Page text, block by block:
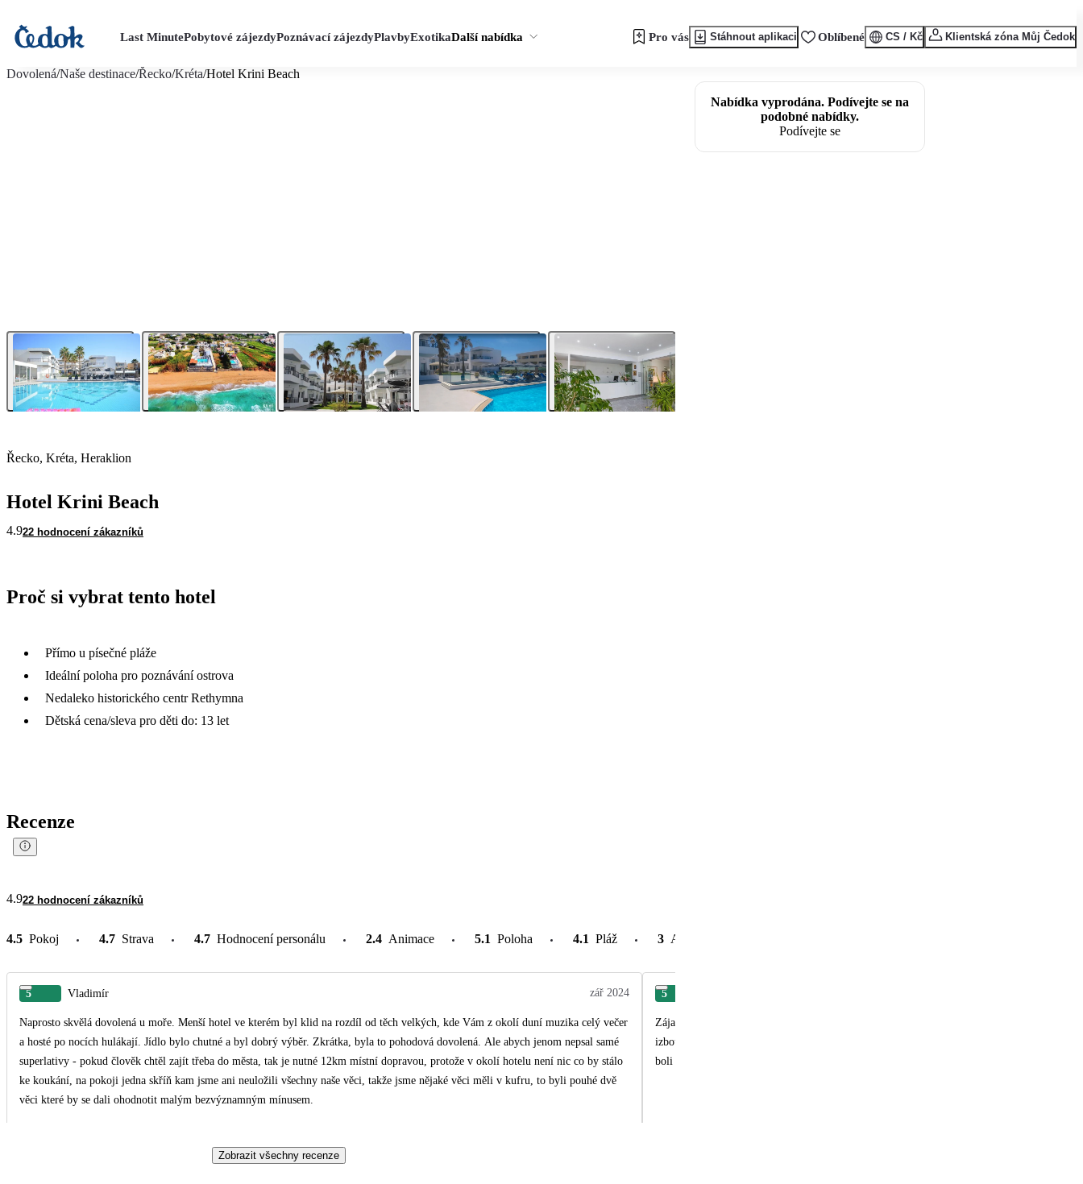
Last MinutePobytové zájezdyPoznávací zájezdyPlavbyExotikaDalší nabídka Pro vás Stáhnout aplikaci Oblíbené CS / Kč Klientská zóna Můj Čedok
Dovolená/Naše destinace/Řecko/Kréta/Hotel Krini Beach
Řecko, Kréta, Heraklion
Hotel Krini Beach
4.922 hodnocení zákazníků
Proč si vybrat tento hotel
Přímo u písečné pláže
Ideální poloha pro poznávání ostrova
Nedaleko historického centr Rethymna
Dětská cena/sleva pro děti do: 13 let
Recenze
4.922 hodnocení zákazníků
4.5 Pokoj 4.7 Strava 4.7 Hodnocení personálu 2.4 Animace 5.1 Poloha 4.1 Pláž 3 Atrakce v okolí
5 Vladimír zář 2024
Naprosto skvělá dovolená u moře. Menší hotel ve kterém byl klid na rozdíl od těch velkých, kde Vám z okolí duní muzika celý večer
a hosté po nocích hulákají. Jídlo bylo chutné a byl dobrý výběr. Zkrátka, byla to pohodová dovolená. Ale abych jenom nepsal samé
superlativy - pokud člověk chtěl zajít třeba do města, tak je nutné 12km místní dopravou, protože v okolí hotelu není nic co by stálo
ke koukání, na pokoji jedna skříň kam jsme ani neuložili všechny naše věci, takže jsme nějaké věci měli v kufru, to byli pouhé dvě
věci které by se dali ohodnotit malým bezvýznamným mínusem.
5
Zájazd splnil naše očakávania, služby hotela Krini Beach boli na dobrej úrovni, menší
izbou, ktorá nezodpovedala objednanej (rodinná izba), ale tento problém sa aj s pomocou delegáta podarilo vyriešiť. Spokojní sme
boli aj s výbornou stravou a ostatnými službami all inclusive a plážovými službami, ako aj s
Zobrazit všechny recenze
Nabídka vyprodána. Podívejte se na
podobné nabídky.
Podívejte se